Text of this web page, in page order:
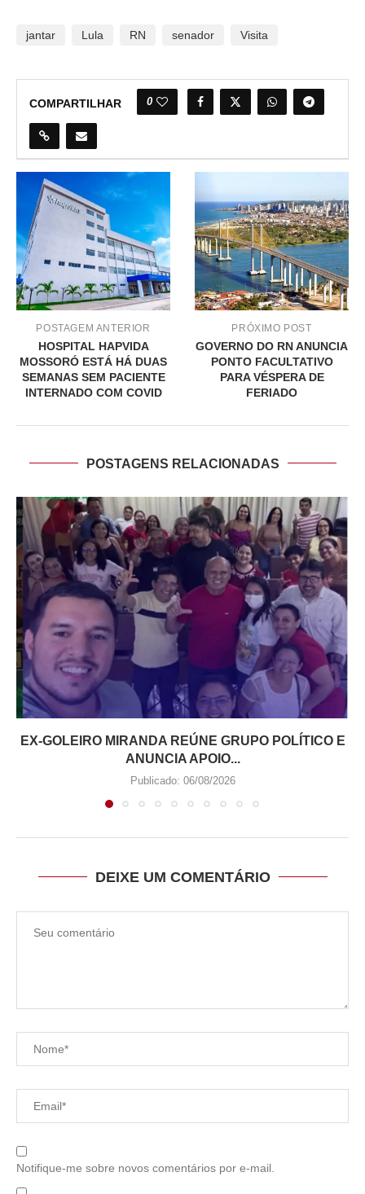
jantar Lula RN senador Visita
COMPARTILHAR 0
POSTAGEM ANTERIOR
HOSPITAL HAPVIDA
MOSSORÓ ESTÁ HÁ DUAS
SEMANAS SEM PACIENTE
INTERNADO COM COVID
PRÓXIMO POST
GOVERNO DO RN ANUNCIA
PONTO FACULTATIVO
PARA VÉSPERA DE
FERIADO
POSTAGENS RELACIONADAS
EX-GOLEIRO MIRANDA REÚNE GRUPO POLÍTICO E
ANUNCIA APOIO...
Publicado: 06/08/2026
DEIXE UM COMENTÁRIO
Notifique-me sobre novos comentários por e-mail.